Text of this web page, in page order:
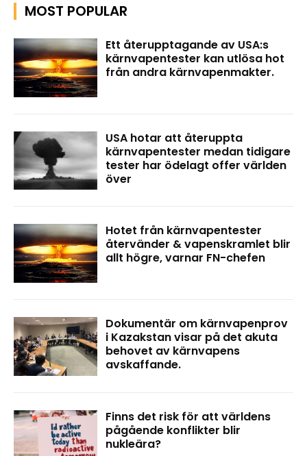
MOST POPULAR
Ett återupptagande av USA:s
kärnvapentester kan utlösa hot
från andra kärnvapenmakter.
USA hotar att återuppta
kärnvapentester medan tidigare
tester har ödelagt offer världen
över
Hotet från kärnvapentester
återvänder & vapenskramlet blir
allt högre, varnar FN-chefen
Dokumentär om kärnvapenprov
i Kazakstan visar på det akuta
behovet av kärnvapens
avskaffande.
Finns det risk för att världens
pågående konflikter blir
nukleära?